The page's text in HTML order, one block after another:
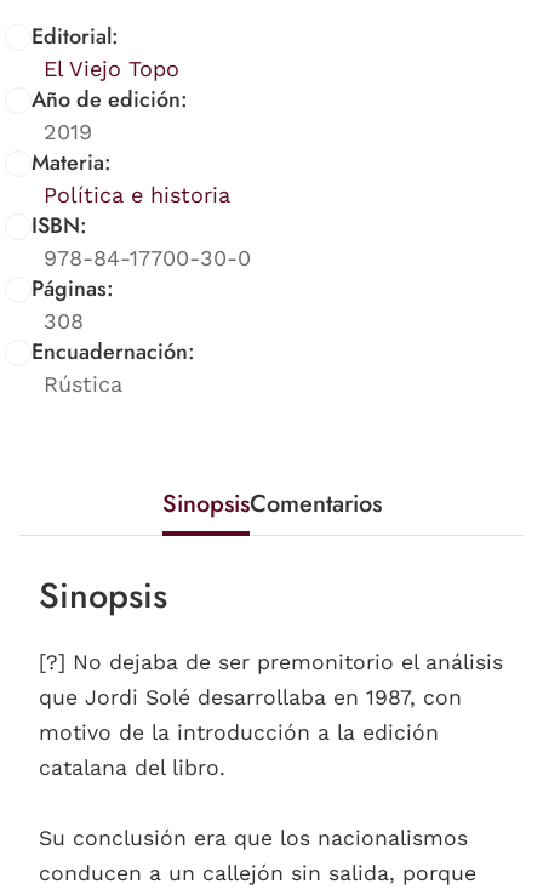
Editorial:
El Viejo Topo
Año de edición:
2019
Materia:
Política e historia
ISBN:
978-84-17700-30-0
Páginas:
308
Encuadernación:
Rústica
SinopsisComentarios
Sinopsis
[?] No dejaba de ser premonitorio el análisis
que Jordi Solé desarrollaba en 1987, con
motivo de la introducción a la edición
catalana del libro.
Su conclusión era que los nacionalismos
conducen a un callejón sin salida, porque